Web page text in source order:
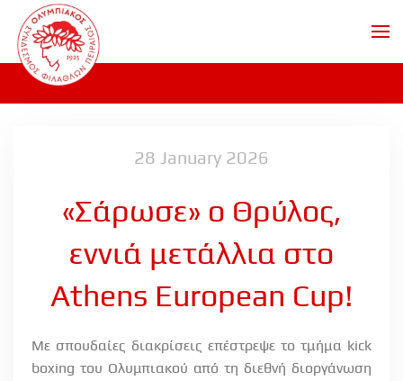
Skip to main content
28 January 2026
«Σάρωσε» ο Θρύλος,
εννιά μετάλλια στο
Athens European Cup!
Με σπουδαίες διακρίσεις επέστρεψε το τμήμα kick
boxing του Ολυμπιακού από τη διεθνή διοργάνωση